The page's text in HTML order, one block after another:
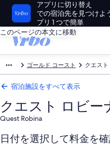
アプリに切り替え
での宿泊先を見つけよ
プリ 1 つで簡単
このページの本文に移動
ゴールド コースト クエス
宿泊施設をすべて表示
クエスト ロビー
Quest Robina
日付を選択して料金を